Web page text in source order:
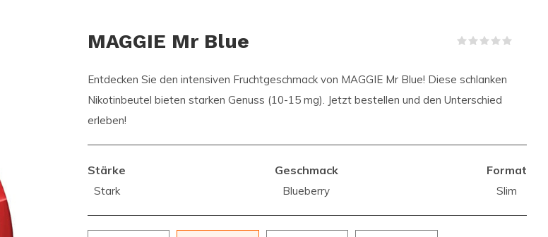
MAGGIE Mr Blue
Entdecken Sie den intensiven Fruchtgeschmack von MAGGIE Mr Blue! Diese schlanken
Nikotinbeutel bieten starken Genuss (10-15 mg). Jetzt bestellen und den Unterschied
erleben!
Stärke
Stark
Geschmack
Blueberry
Format
Slim